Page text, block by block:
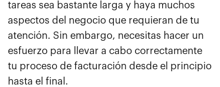
tareas sea bastante larga y haya muchos
aspectos del negocio que requieran de tu
atención. Sin embargo, necesitas hacer un
esfuerzo para llevar a cabo correctamente
tu proceso de facturación desde el principio
hasta el final.